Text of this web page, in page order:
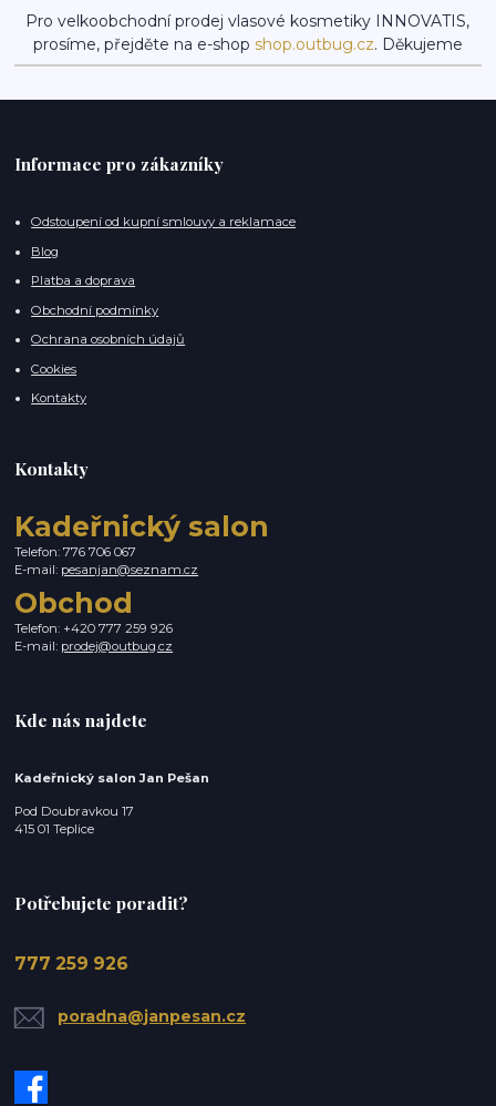
Pro velkoobchodní prodej vlasové kosmetiky INNOVATIS,
prosíme, přejděte na e-shop shop.outbug.cz. Děkujeme
Informace pro zákazníky
Odstoupení od kupní smlouvy a reklamace
Blog
Platba a doprava
Obchodní podmínky
Ochrana osobních údajů
Cookies
Kontakty
Kontakty
Kadeřnický salon
Telefon: 776 706 067
E-mail: pesanjan@seznam.cz
Obchod
Telefon: +420 777 259 926
E-mail: prodej@outbug.cz
Kde nás najdete
Kadeřnický salon Jan Pešan
Pod Doubravkou 17
415 01 Teplice
Potřebujete poradit?
777 259 926
poradna@janpesan.cz